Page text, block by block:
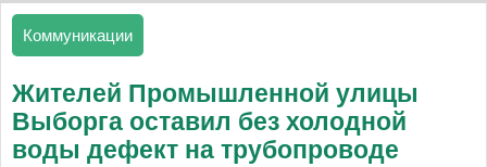
Коммуникации
Жителей Промышленной улицы
Выборга оставил без холодной
воды дефект на трубопроводе